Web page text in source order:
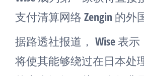
支付清算网络 Zengin 的外
据路透社报道， Wise 表
将使其能够绕过在日本处